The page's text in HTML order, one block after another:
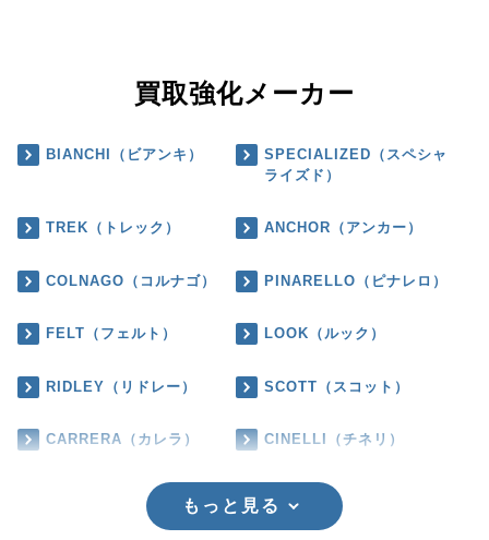
買取強化メーカー
BIANCHI（ビアンキ）
SPECIALIZED（スペシャ
ライズド）
TREK（トレック） ANCHOR（アンカー）
COLNAGO（コルナゴ） PINARELLO（ピナレロ）
FELT（フェルト） LOOK（ルック）
RIDLEY（リドレー） SCOTT（スコット）
CARRERA（カレラ） CINELLI（チネリ）
もっと見る